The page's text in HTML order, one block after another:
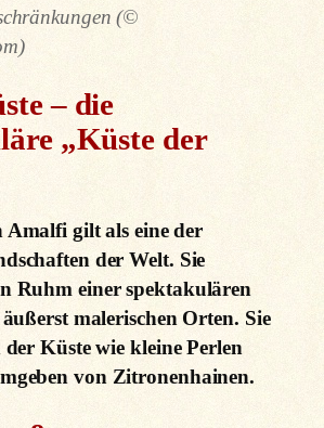
(©
– die
„Küste der
Amalfi gilt als eine der
der Welt. Sie
Ruhm einer spektakulären
malerischen Orten. Sie
der Küste wie kleine Perlen
von Zitronenhainen.